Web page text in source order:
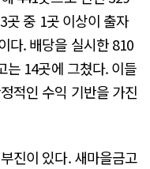
곳 중 1곳 이상이 출자
다. 배당을 실시한 810
는 14곳에 그쳤다. 이들
적인 수익 기반을 가진
진이 있다. 새마을금고